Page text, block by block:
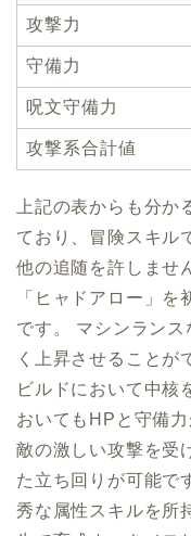
攻撃力
守備力
呪文守備力
攻撃系合計値
上記の表からも分
ており、冒険スキル
他の追随を許しませ
「ヒャドアロー」
です。 マシンラン
く上昇させることが
ビルドにおいて中核
おいてもHPと守備
敵の激しい攻撃を受
た立ち回りが可能で
秀な属性スキルを所